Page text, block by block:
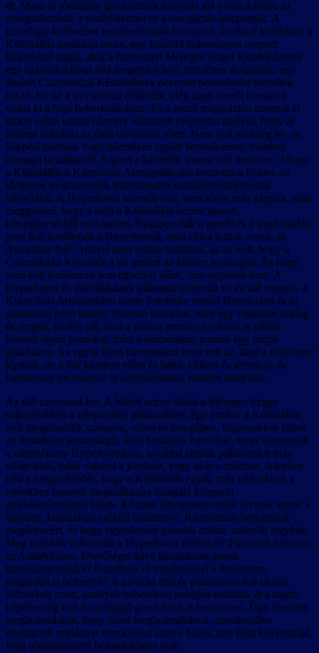
dr. Maas és jómagam igyekeztünk irányítás alá vonni a hajót; az
energiaforrását, a vezérlőtermét és a navigációs központját. A
luxushajó történelme nemlineárisnak bizonyult. Évekkel korábban, a
Különállás inváziója során, egy korábbi tudományos csoport
különböző tagjai, akik a huron-tavi Méreges Sziget Kutatóbázison
egy szárazdokkban álló tengerjáró hajó törzsében dolgoztak, egy
általuk Csizmahúzó Készüléknek nevezett berendezést szereltek
össze. Ha az a terv szerint működik, elég nagy mezőt bocsátott
volna ki a hajó beburkolásához. Ez a mező maga aztán azonnal el
tudott volna utazni bármely választott célpontba anélkül, hogy át
kellene haladnia az őket elválasztó téren. Nem volt szükség be- és
kilépési portálra, vagy bármilyen egyéb berendezésre; mindent
önmaga tartalmazott. Sajnos a készülék sosem volt tesztelve. Ahogy
a Különállás a Kilencórás Armageddonba taszította a Földet, az
idegenek megszerezték legfontosabb kutatólétesítményeink
irányítását. A Hyperborea személyzete, nem lévén más vágyuk, mint
meggátolni, hogy a hajó a Különállás kezére jusson,
kétségbeesésből cselekedett. Bekapcsolták a mezőt és a legtávolabbi
pont felé lendítették a Hyperboreát, amit célba tudtak venni: az
Antarktisz felé. Amivel nem voltak tisztában, az az volt, hogy a
Csizmahúzó Készülék a tér mellett az időben is mozgott. És hogy
nem volt korlátozva sem egyetlen időre, sem egyetlen térre. A
Hyperborea és aktiválásának pillanata szétnyúlt tér és idő mentén, a
Kilencórás Armageddon szinte feledésbe merült Huron-tava és az
antarktiszi jelen között; feszesre húzódott, mint egy rugalmas szalag
és rezgett, kivéve ott, ahol a hossza mentén továbbra is találni
lehetett olyan pontokat, mint a harmonikus pontok egy rezgő
gitárhúron. Az egyik ilyen harmonikus pont volt az, ahol a fedélzetre
léptünk, de a húr kiterjedt előre és hátra, időben és térben is, és
hamarosan mi magunk is széthúzódtunk minden irányban.
Az idő zavarossá lett. A hídról nézve láttuk a Méreges Sziget
szárazdokkját a teleportálás pillanatában, épp amikor a Különállás
erői megközelítik szárazon, vízen és levegőben. Ugyanakkor láttuk
az Antarktisz pusztaságát, ahol barátaink harcoltak, hogy eljussanak
a változékony Hyperboreához, továbbá láttunk pillanatokat más
világokból, talán valahol a jövőben, vagy akár a múltban. Alexben
nőtt a meggyőződés, hogy a Különállás egyik, más világoknak a
miénkhez hasonló megszállására szolgáló központi
gyülekezőterületét látjuk. Közben folyamatos csatát vívtunk szerte a
hajóban, különállási erőktől üldöztetve. Küzdöttünk helyzetünk
megértéséért, és hogy egyetértésre jussunk abban, mitévők legyünk.
Meg tudnánk változtatni a Hyperborea útirányát? Futtassuk zátonyra
az Antarktiszon, lehetőséget adva társainknak annak
tanulmányozására? Pusztítsuk el mindenkivel a fedélzeten,
magunkat is beleértve? A zavarba ejtő és paradoxonokat okozó
időhurkok miatt, amelyek buborékok módjára haladtak át a hajón,
képtelenség volt összefüggő gondolatokat fenntartani. Úgy éreztem,
megbolondulok, hogy mind megbolondulunk, szembesülve
önmagunk miriádnyi verziójával azon a hajón, ami félig kísértethajó,
félig rémálomszerű bolondokháza volt.